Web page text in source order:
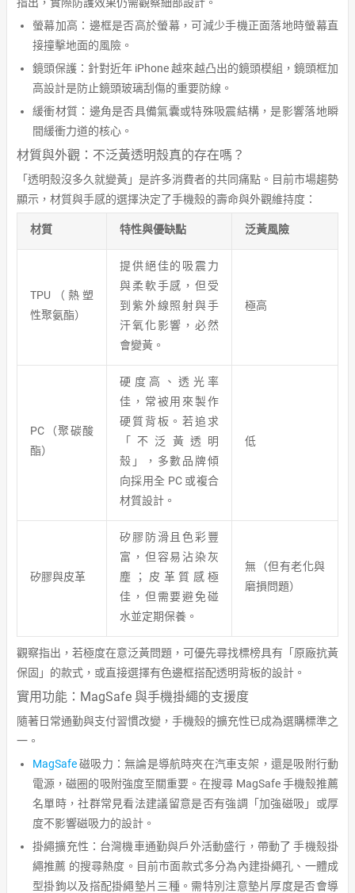
螢幕加高：邊框是否高於螢幕，可減少手機正面落地時螢幕直
接撞擊地面的風險。
鏡頭保護：針對近年 iPhone 越來越凸出的鏡頭模組，鏡頭框加
高設計是防止鏡頭玻璃刮傷的重要防線。
緩衝材質：邊角是否具備氣囊或特殊吸震結構，是影響落地瞬
間緩衝力道的核心。
材質與外觀：不泛黃透明殼真的存在嗎？
「透明殼沒多久就變黃」是許多消費者的共同痛點。目前市場趨勢
顯示，材質與手感的選擇決定了手機殼的壽命與外觀維持度：
材質 特性與優缺點 泛黃風險
TPU（熱塑
性聚氨酯）
提供絕佳的吸震力
與柔軟手感，但受
到紫外線照射與手
汗氧化影響，必然
會變黃。
極高
PC（聚碳酸
酯）
硬度高、透光率
佳，常被用來製作
硬質背板。若追求
「不泛黃透明
殼」，多數品牌傾
向採用全 PC 或複合
材質設計。
低
矽膠與皮革
矽膠防滑且色彩豐
富，但容易沾染灰
塵；皮革質感極
佳，但需要避免碰
水並定期保養。
無（但有老化與
磨損問題）
觀察指出，若極度在意泛黃問題，可優先尋找標榜具有「原廠抗黃
保固」的款式，或直接選擇有色邊框搭配透明背板的設計。
實用功能：MagSafe 與手機掛繩的支援度
隨著日常通勤與支付習慣改變，手機殼的擴充性已成為選購標準之
一。
MagSafe磁吸力：無論是導航時夾在汽車支架，還是吸附行動
電源，磁圈的吸附強度至關重要。在搜尋 MagSafe 手機殼推薦
名單時，社群常見看法建議留意是否有強調「加強磁吸」或厚
度不影響磁吸力的設計。
掛繩擴充性：台灣機車通勤與戶外活動盛行，帶動了 手機殼掛
繩推薦 的搜尋熱度。目前市面款式多分為內建掛繩孔、一體成
型掛鉤以及搭配掛繩墊片三種。需特別注意墊片厚度是否會導